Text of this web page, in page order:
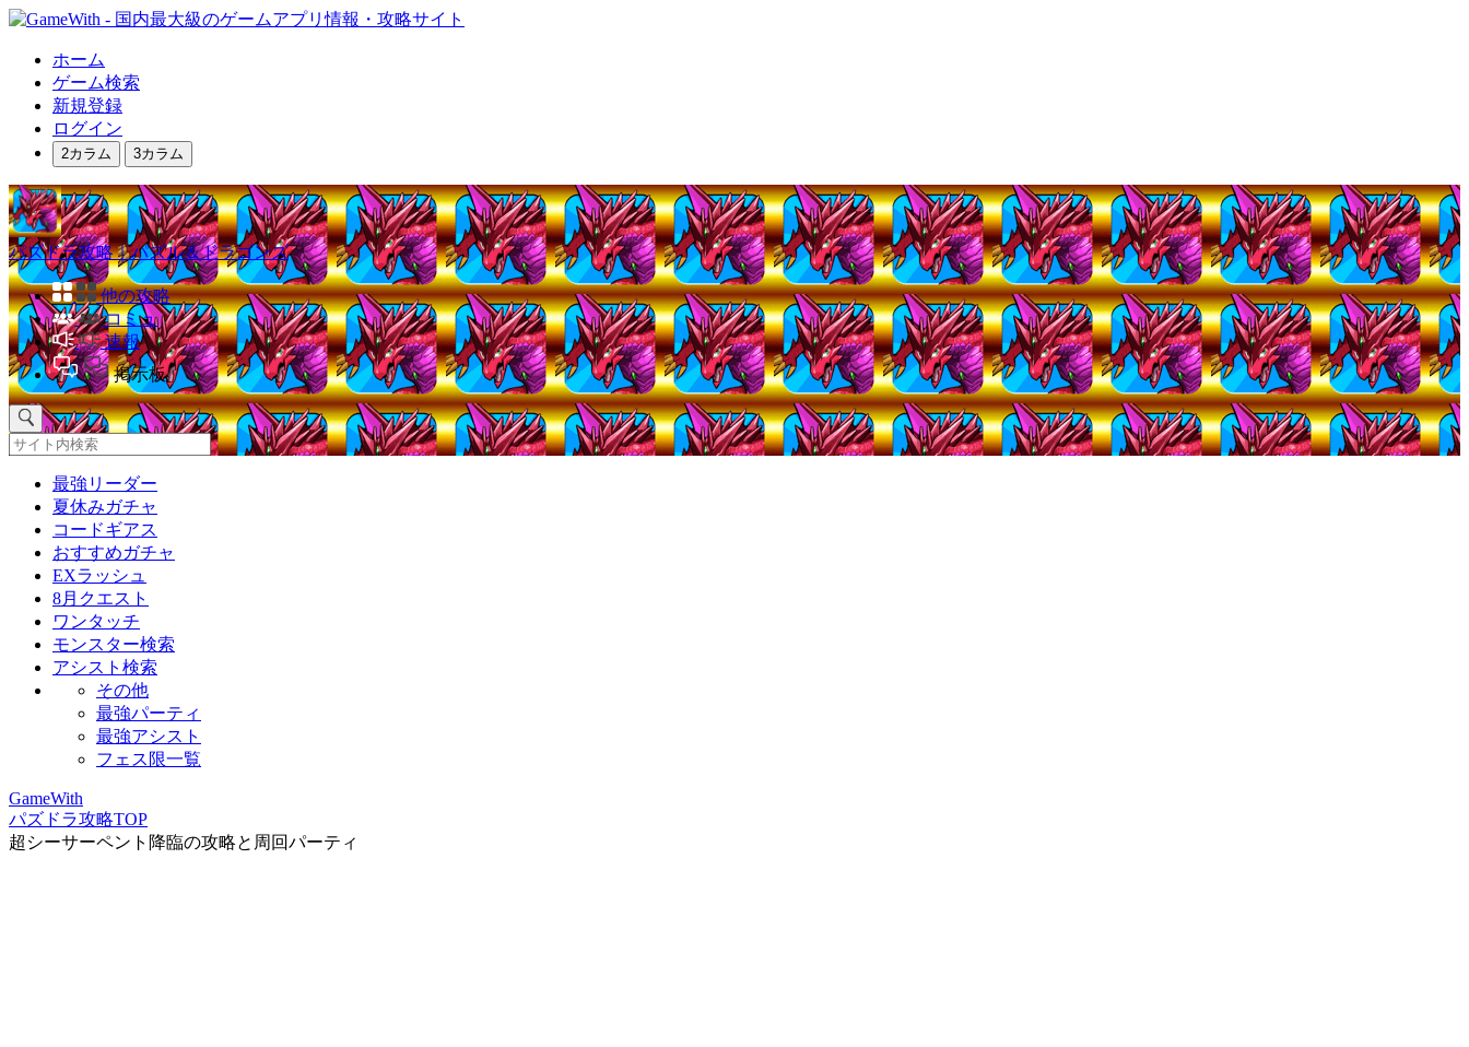
ホーム
ゲーム検索
新規登録
ログイン
2カラム 3カラム
パズドラ攻略｜パズル＆ドラゴンズ
他の攻略
コミュ
速報
掲示板
最強リーダー
夏休みガチャ
コードギアス
おすすめガチャ
EXラッシュ
8月クエスト
ワンタッチ
モンスター検索
アシスト検索
その他
最強パーティ
最強アシスト
フェス限一覧
GameWith
パズドラ攻略TOP
超シーサーペント降臨の攻略と周回パーティ